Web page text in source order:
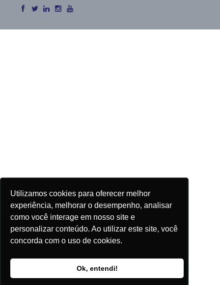
Utilizamos cookies para oferecer melhor
experiência, melhorar o desempenho, analisar
como você interage em nosso site e
personalizar conteúdo. Ao utilizar este site, você
concorda com o uso de cookies.
Ok, entendi!